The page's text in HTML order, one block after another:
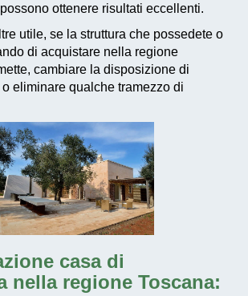
ottenere risultati eccellenti.
utile, se la struttura che possedete o
di acquistare nella regione
cambiare la disposizione di
eliminare qualche tramezzo di
casa di
nella regione Toscana: